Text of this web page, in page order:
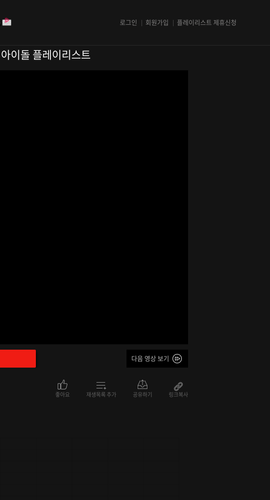
로그인 회원가입 플레이리스트 제휴신청
이돌 플레이리스트
다음 영상 보기
좋아요 재생목록 추가 공유하기 링크복사